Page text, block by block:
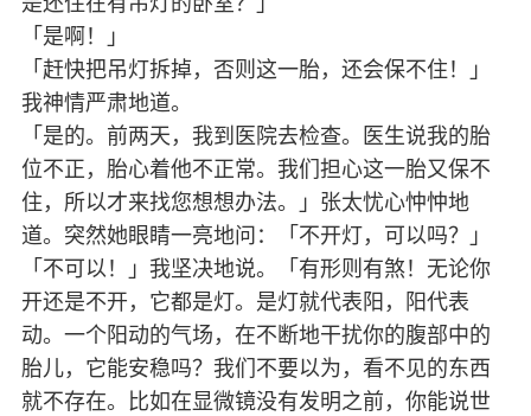
「是啊！」
「赶快把吊灯拆掉，否则这一胎，还会保不住！」
我神情严肃地道。
「是的。前两天，我到医院去检查。医生说我的胎
位不正，胎心着他不正常。我们担心这一胎又保不
住，所以才来找您想想办法。」张太忧心忡忡地
道。突然她眼睛一亮地问：「不开灯，可以吗？」
「不可以！」我坚决地说。「有形则有煞！无论你
开还是不开，它都是灯。是灯就代表阳，阳代表
动。一个阳动的气场，在不断地干扰你的腹部中的
胎儿，它能安稳吗？我们不要以为，看不见的东西
就不存在。比如在显微镜没有发明之前，你能说世